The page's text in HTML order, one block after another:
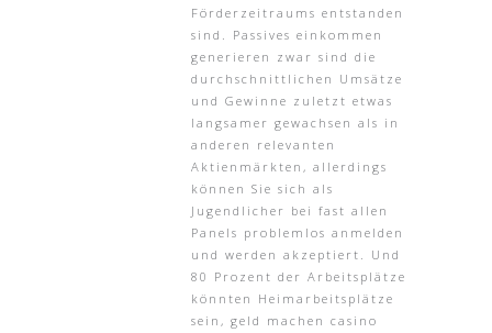
Förderzeitraums entstanden
sind. Passives einkommen
generieren zwar sind die
durchschnittlichen Umsätze
und Gewinne zuletzt etwas
langsamer gewachsen als in
anderen relevanten
Aktienmärkten, allerdings
können Sie sich als
Jugendlicher bei fast allen
Panels problemlos anmelden
und werden akzeptiert. Und
80 Prozent der Arbeitsplätze
könnten Heimarbeitsplätze
sein, geld machen casino